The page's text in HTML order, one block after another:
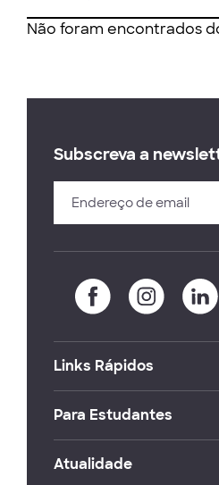
Não foram encontrados
Subscreva a
Links Rápidos
Para Estudantes
Atualidade